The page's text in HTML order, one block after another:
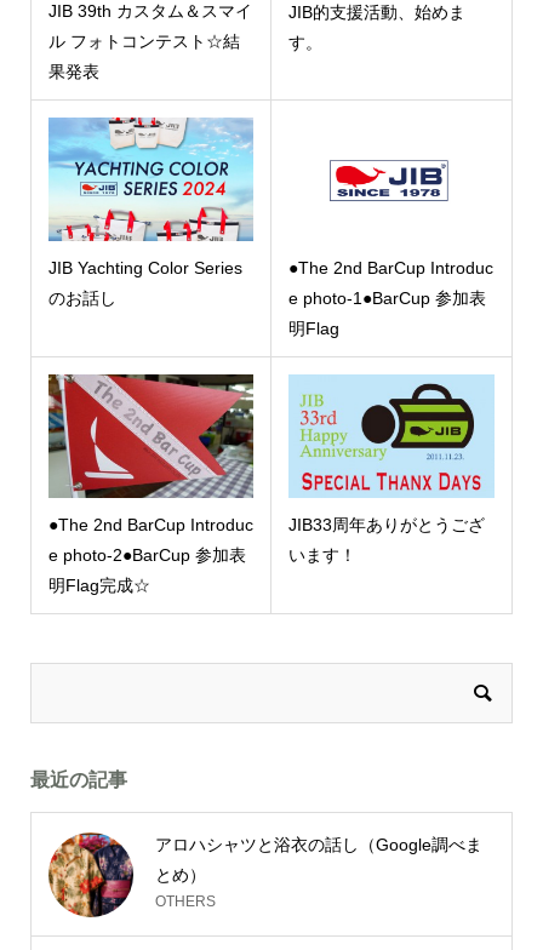
JIB 39th カスタム＆スマイ
ル フォトコンテスト☆結
果発表
JIB的支援活動、始めま
す。
JIB Yachting Color Series
のお話し
●The 2nd BarCup Introduc
e photo-1●BarCup 参加表
明Flag
●The 2nd BarCup Introduc
e photo-2●BarCup 参加表
明Flag完成☆
JIB33周年ありがとうござ
います！
最近の記事
アロハシャツと浴衣の話し（Google調べま
とめ）
OTHERS